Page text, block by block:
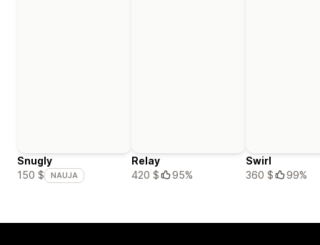
Snugly
150 $
NAUJA
Relay
420 $
95%
Swirl
360 $
99%